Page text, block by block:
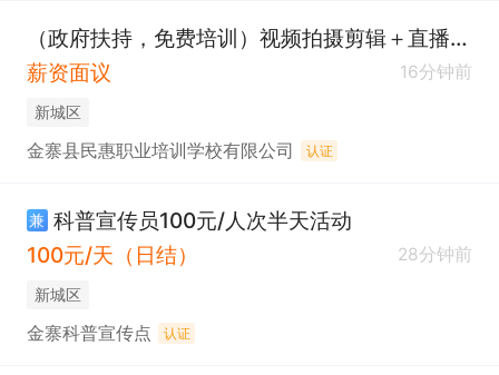
（政府扶持，免费培训）视频拍摄剪辑＋直播带货
薪资面议
16分钟前
新城区
金寨县民惠职业培训学校有限公司 认证
兼 科普宣传员100元/人次半天活动
100元/天（日结）
28分钟前
新城区
金寨科普宣传点 认证